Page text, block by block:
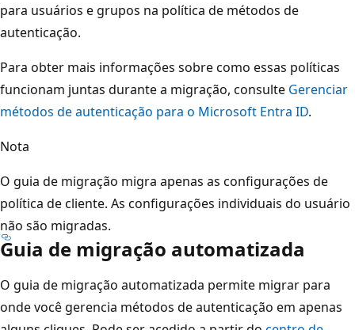
para usuários e grupos na política de métodos de
autenticação.
Para obter mais informações sobre como essas políticas
funcionam juntas durante a migração, consulte Gerenciar
métodos de autenticação para o Microsoft Entra ID.
Nota
O guia de migração migra apenas as configurações de
política de cliente. As configurações individuais do usuário
não são migradas.
Guia de migração automatizada
O guia de migração automatizada permite migrar para
onde você gerencia métodos de autenticação em apenas